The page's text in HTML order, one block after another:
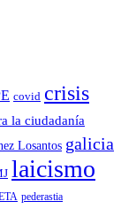
covid crisis
la ciudadaní­a
Losantos galicia
laicismo
pederastia